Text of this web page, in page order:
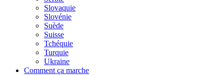
Slovaquie
Slovénie
Suède
Suisse
Tchéquie
Turquie
Ukraine
Comment ça marche